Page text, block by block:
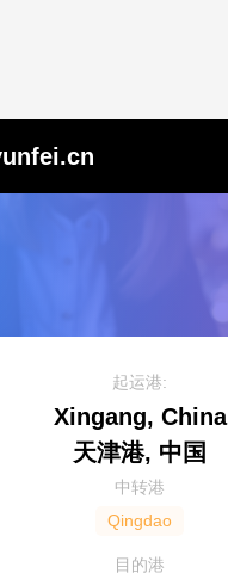
起运港:
Xingang, China
天津港, 中国
中转港
Qingdao
目的港